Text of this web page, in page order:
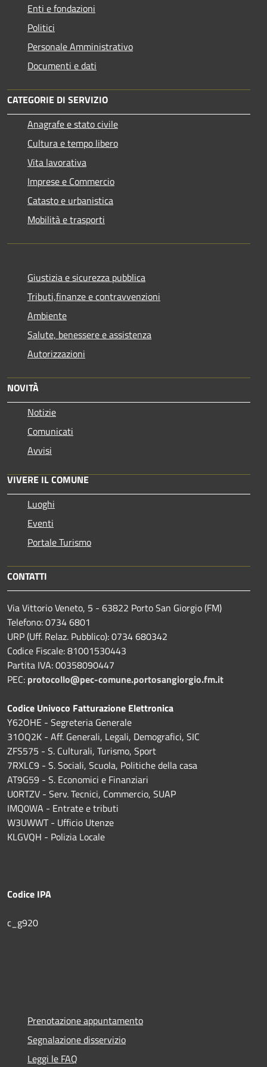
Enti e fondazioni
Politici
Personale Amministrativo
Documenti e dati
CATEGORIE DI SERVIZIO
Anagrafe e stato civile
Cultura e tempo libero
Vita lavorativa
Imprese e Commercio
Catasto e urbanistica
Mobilità e trasporti
Giustizia e sicurezza pubblica
Tributi,finanze e contravvenzioni
Ambiente
Salute, benessere e assistenza
Autorizzazioni
NOVITÀ
Notizie
Comunicati
Avvisi
VIVERE IL COMUNE
Luoghi
Eventi
Portale Turismo
CONTATTI
Via Vittorio Veneto, 5 - 63822 Porto San Giorgio (FM)
Telefono: 0734 6801
URP (Uff. Relaz. Pubblico): 0734 680342
Codice Fiscale: 81001530443
Partita IVA: 00358090447
PEC: protocollo@pec-comune.portosangiorgio.fm.it
Codice Univoco Fatturazione Elettronica
Y62OHE - Segreteria Generale
31OQ2K - Aff. Generali, Legali, Demografici, SIC
ZFS575 - S. Culturali, Turismo, Sport
7RXLC9 - S. Sociali, Scuola, Politiche della casa
AT9G59 - S. Economici e Finanziari
U0RTZV - Serv. Tecnici, Commercio, SUAP
IMQ0WA - Entrate e tributi
W3UWWT - Ufficio Utenze
KLGVQH - Polizia Locale
Codice IPA
c_g920
Prenotazione appuntamento
Segnalazione disservizio
Leggi le FAQ